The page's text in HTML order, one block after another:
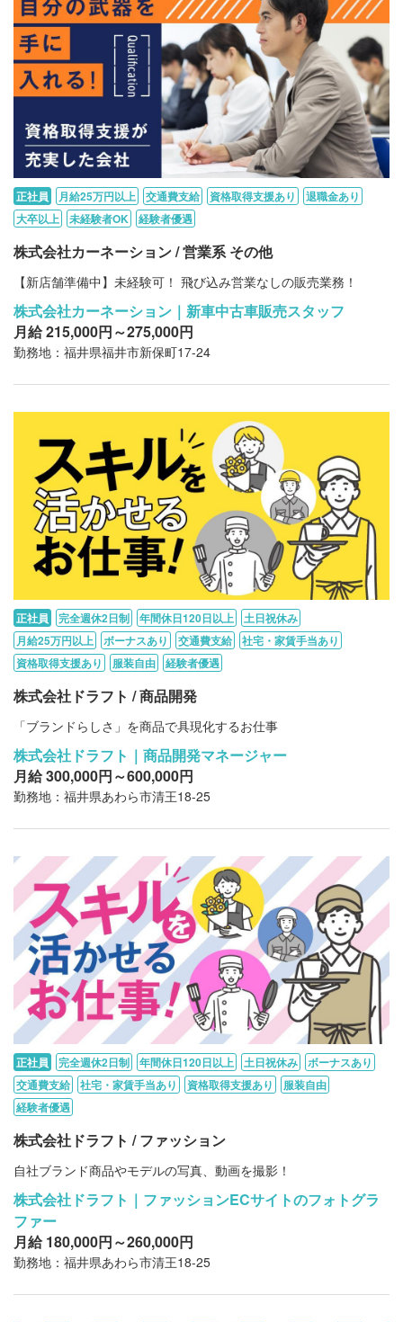
正社員 月給25万円以上 交通費支給 資格取得支援あり
退職金あり
大卒以上
未経験者OK 経験者優遇
株式会社カーネーション / 営業系 その他
【新店舗準備中】未経験可！ 飛び込み営業なしの販売業務！
株式会社カーネーション｜新車中古車販売スタッフ
月給 215,000円～275,000円
勤務地：福井県福井市新保町17-24
正社員 完全週休2日制 年間休日120日以上
土日祝休み
月給25万円以上
ボーナスあり 交通費支給
社宅・家賃手当あり
資格取得支援あり
服装自由 経験者優遇
株式会社ドラフト / 商品開発
「ブランドらしさ」を商品で具現化するお仕事
株式会社ドラフト｜商品開発マネージャー
月給 300,000円～600,000円
勤務地：福井県あわら市清王18-25
正社員 完全週休2日制 年間休日120日以上 土日祝休み
ボーナスあり
交通費支給
社宅・家賃手当あり 資格取得支援あり
服装自由
経験者優遇
株式会社ドラフト / ファッション
自社ブランド商品やモデルの写真、動画を撮影！
株式会社ドラフト｜ファッションECサイトのフォトグラ
ファー
月給 180,000円～260,000円
勤務地：福井県あわら市清王18-25